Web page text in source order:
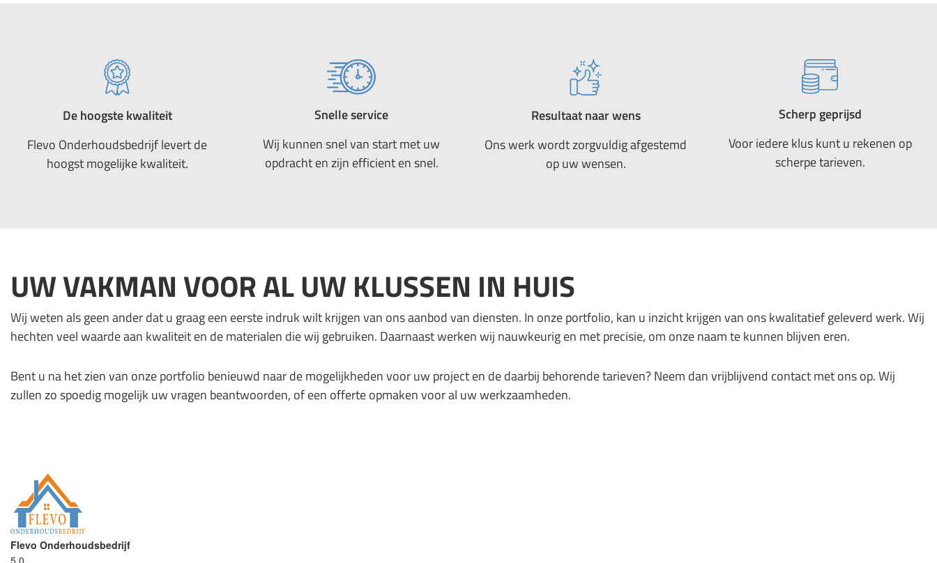
De hoogste kwaliteit
Flevo Onderhoudsbedrijf levert de
hoogst mogelijke kwaliteit.
Snelle service
Wij kunnen snel van start met uw
opdracht en zijn efficient en snel.
Resultaat naar wens
Ons werk wordt zorgvuldig afgestemd
op uw wensen.
Scherp geprijsd
Voor iedere klus kunt u rekenen op
scherpe tarieven.
UW VAKMAN VOOR AL UW KLUSSEN IN HUIS
Wij weten als geen ander dat u graag een eerste indruk wilt krijgen van ons aanbod van diensten. In onze portfolio, kan u inzicht krijgen van ons kwalitatief geleverd werk. Wij
hechten veel waarde aan kwaliteit en de materialen die wij gebruiken. Daarnaast werken wij nauwkeurig en met precisie, om onze naam te kunnen blijven eren.
Bent u na het zien van onze portfolio benieuwd naar de mogelijkheden voor uw project en de daarbij behorende tarieven? Neem dan vrijblijvend contact met ons op. Wij
zullen zo spoedig mogelijk uw vragen beantwoorden, of een offerte opmaken voor al uw werkzaamheden.
Flevo Onderhoudsbedrijf